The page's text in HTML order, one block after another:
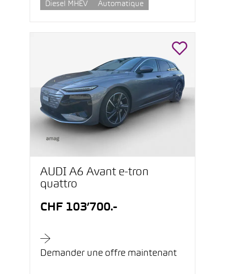
Diesel MHEV Automatique
AUDI A6 Avant e-tron
quattro
CHF 103’700.-
Demander une offre maintenant